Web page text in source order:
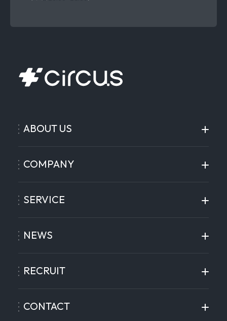
ABOUT US
COMPANY
SERVICE
NEWS
RECRUIT
CONTACT